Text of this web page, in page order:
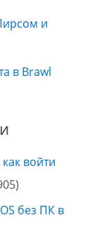
и
в Brawl
войти
без ПК в